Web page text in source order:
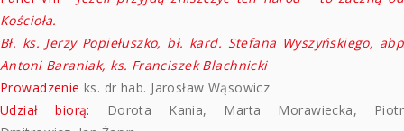
Kościoła.
Bł. ks. Jerzy Popiełuszko, bł. kard. Stefana Wyszyńskiego, abp
Antoni Baraniak, ks. Franciszek Blachnicki
Prowadzenie ks. dr hab. Jarosław Wąsowicz
Udział biorą: Dorota Kania, Marta Morawiecka, Piotr